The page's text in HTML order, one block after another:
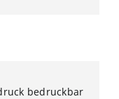
bedruckbar